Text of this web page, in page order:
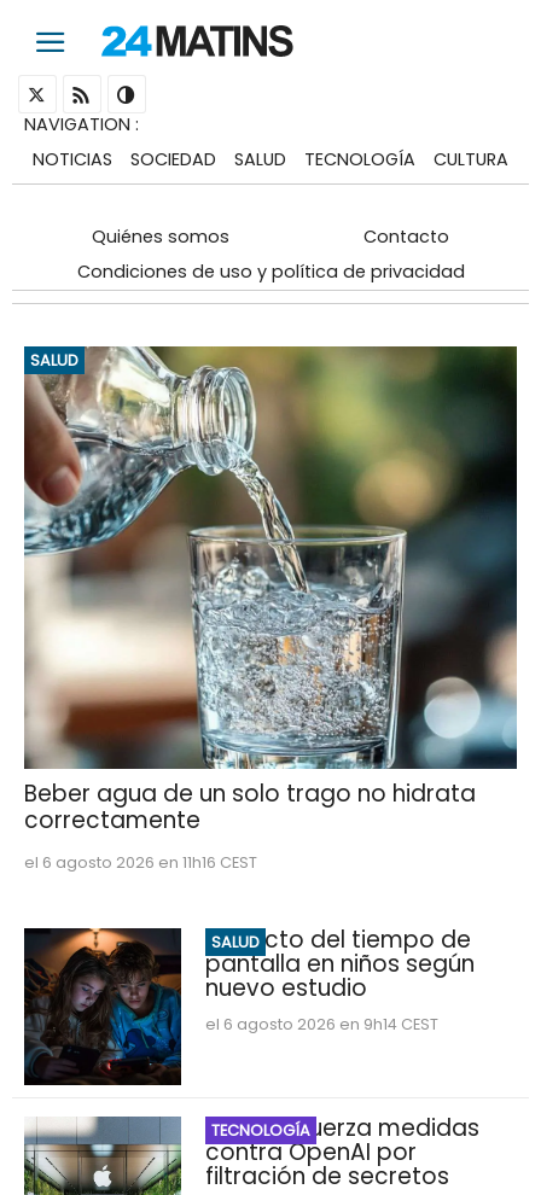
NAVIGATION :
NOTICIAS
SOCIEDAD SALUD TECNOLOGÍA CULTURA
Quiénes somos
Contacto
Condiciones de uso y política de privacidad
SALUD
Beber agua de un solo trago no hidrata
correctamente
el 6 agosto 2026 en 11h16 CEST
SALUD
Impacto del tiempo de
pantalla en niños según
nuevo estudio
el 6 agosto 2026 en 9h14 CEST
TECNOLOGÍA
Apple refuerza medidas
contra OpenAI por
filtración de secretos